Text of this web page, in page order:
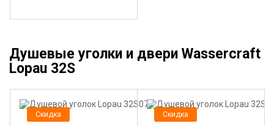
Душевые уголки и двери Wassercraft
Lopau 32S
Скидка Скидка